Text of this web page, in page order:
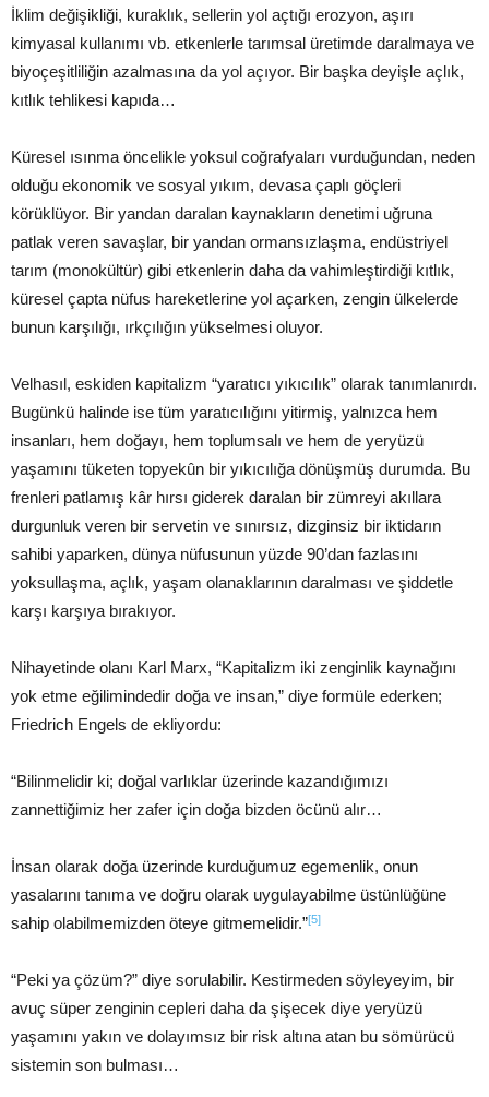
İklim değişikliği, kuraklık, sellerin yol açtığı erozyon, aşırı
kimyasal kullanımı vb. etkenlerle tarımsal üretimde daralmaya ve
biyoçeşitliliğin azalmasına da yol açıyor. Bir başka deyişle açlık,
kıtlık tehlikesi kapıda…
Küresel ısınma öncelikle yoksul coğrafyaları vurduğundan, neden
olduğu ekonomik ve sosyal yıkım, devasa çaplı göçleri
körüklüyor. Bir yandan daralan kaynakların denetimi uğruna
patlak veren savaşlar, bir yandan ormansızlaşma, endüstriyel
tarım (monokültür) gibi etkenlerin daha da vahimleştirdiği kıtlık,
küresel çapta nüfus hareketlerine yol açarken, zengin ülkelerde
bunun karşılığı, ırkçılığın yükselmesi oluyor.
Velhasıl, eskiden kapitalizm “yaratıcı yıkıcılık” olarak tanımlanırdı.
Bugünkü halinde ise tüm yaratıcılığını yitirmiş, yalnızca hem
insanları, hem doğayı, hem toplumsalı ve hem de yeryüzü
yaşamını tüketen topyekûn bir yıkıcılığa dönüşmüş durumda. Bu
frenleri patlamış kâr hırsı giderek daralan bir zümreyi akıllara
durgunluk veren bir servetin ve sınırsız, dizginsiz bir iktidarın
sahibi yaparken, dünya nüfusunun yüzde 90’dan fazlasını
yoksullaşma, açlık, yaşam olanaklarının daralması ve şiddetle
karşı karşıya bırakıyor.
Nihayetinde olanı Karl Marx, “Kapitalizm iki zenginlik kaynağını
yok etme eğilimindedir doğa ve insan,” diye formüle ederken;
Friedrich Engels de ekliyordu:
“Bilinmelidir ki; doğal varlıklar üzerinde kazandığımızı
zannettiğimiz her zafer için doğa bizden öcünü alır…
İnsan olarak doğa üzerinde kurduğumuz egemenlik, onun
yasalarını tanıma ve doğru olarak uygulayabilme üstünlüğüne
sahip olabilmemizden öteye gitmemelidir.”[5]
“Peki ya çözüm?” diye sorulabilir. Kestirmeden söyleyeyim, bir
avuç süper zenginin cepleri daha da şişecek diye yeryüzü
yaşamını yakın ve dolayımsız bir risk altına atan bu sömürücü
sistemin son bulması…